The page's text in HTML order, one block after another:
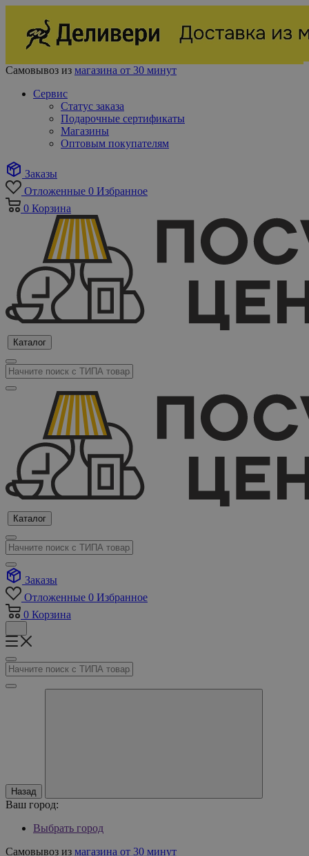
Самовывоз из магазина от 30 минут
Сервис
Статус заказа
Подарочные сертификаты
Магазины
Оптовым покупателям
Заказы
Отложенные 0 Избранное
0 Корзина
Каталог
Каталог
Заказы
Отложенные 0 Избранное
0 Корзина
Назад
Ваш город:
Выбрать город
Самовывоз из магазина от 30 минут